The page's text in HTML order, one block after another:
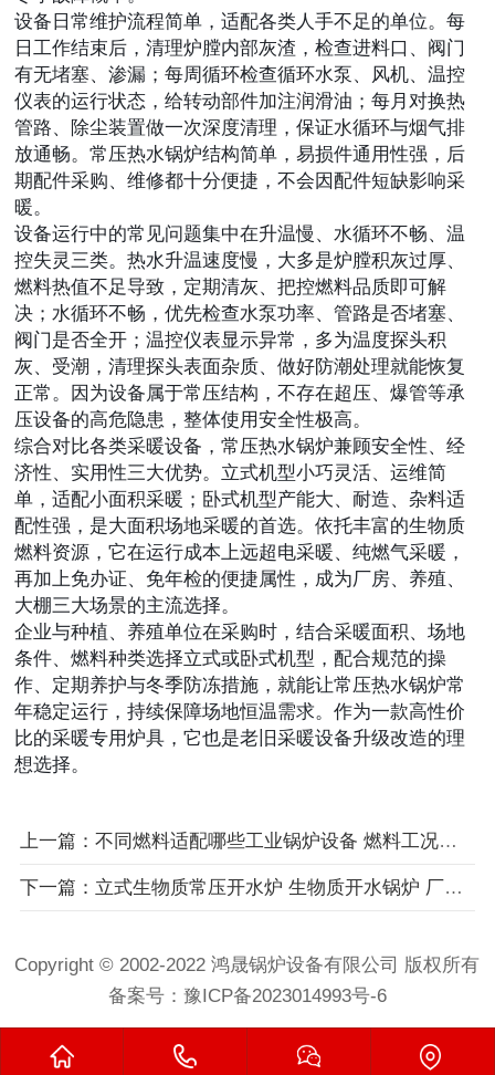
设备日常维护流程简单，适配各类人手不足的单位。每
日工作结束后，清理炉膛内部灰渣，检查进料口、阀门
有无堵塞、渗漏；每周循环检查循环水泵、风机、温控
仪表的运行状态，给转动部件加注润滑油；每月对换热
管路、除尘装置做一次深度清理，保证水循环与烟气排
放通畅。常压热水锅炉结构简单，易损件通用性强，后
期配件采购、维修都十分便捷，不会因配件短缺影响采
暖。
设备运行中的常见问题集中在升温慢、水循环不畅、温
控失灵三类。热水升温速度慢，大多是炉膛积灰过厚、
燃料热值不足导致，定期清灰、把控燃料品质即可解
决；水循环不畅，优先检查水泵功率、管路是否堵塞、
阀门是否全开；温控仪表显示异常，多为温度探头积
灰、受潮，清理探头表面杂质、做好防潮处理就能恢复
正常。因为设备属于常压结构，不存在超压、爆管等承
压设备的高危隐患，整体使用安全性极高。
综合对比各类采暖设备，常压热水锅炉兼顾安全性、经
济性、实用性三大优势。立式机型小巧灵活、运维简
单，适配小面积采暖；卧式机型产能大、耐造、杂料适
配性强，是大面积场地采暖的首选。依托丰富的生物质
燃料资源，它在运行成本上远超电采暖、纯燃气采暖，
再加上免办证、免年检的便捷属性，成为厂房、养殖、
大棚三大场景的主流选择。
企业与种植、养殖单位在采购时，结合采暖面积、场地
条件、燃料种类选择立式或卧式机型，配合规范的操
作、定期养护与冬季防冻措施，就能让常压热水锅炉常
年稳定运行，持续保障场地恒温需求。作为一款高性价
比的采暖专用炉具，它也是老旧采暖设备升级改造的理
想选择。
上一篇：不同燃料适配哪些工业锅炉设备 燃料工况匹配指南
下一篇：立式生物质常压开水炉 生物质开水锅炉 厂区集镇商铺集体开水供应设备
Copyright © 2002-2022 鸿晟锅炉设备有限公司 版权所有
备案号： 豫ICP备2023014993号-6